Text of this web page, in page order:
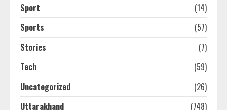
Sport
(14)
Sports
(57)
Stories
(7)
Tech
(59)
Uncategorized
(26)
Uttarakhand
(748)